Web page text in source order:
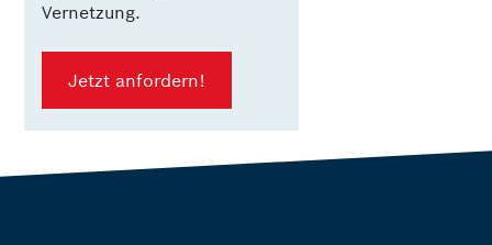
Vernetzung.
Jetzt anfordern!